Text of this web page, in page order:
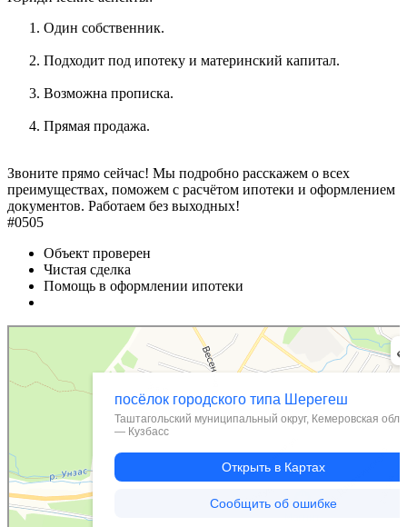
Один собственник.
Подходит под ипотеку и материнский капитал.
Возможна прописка.
Прямая продажа.
Звоните прямо сейчас! Мы подробно расскажем о всех
преимуществах, поможем с расчётом ипотеки и оформлением
документов. Работаем без выходных!
#0505
Объект проверен
Чистая сделка
Помощь в оформлении ипотеки